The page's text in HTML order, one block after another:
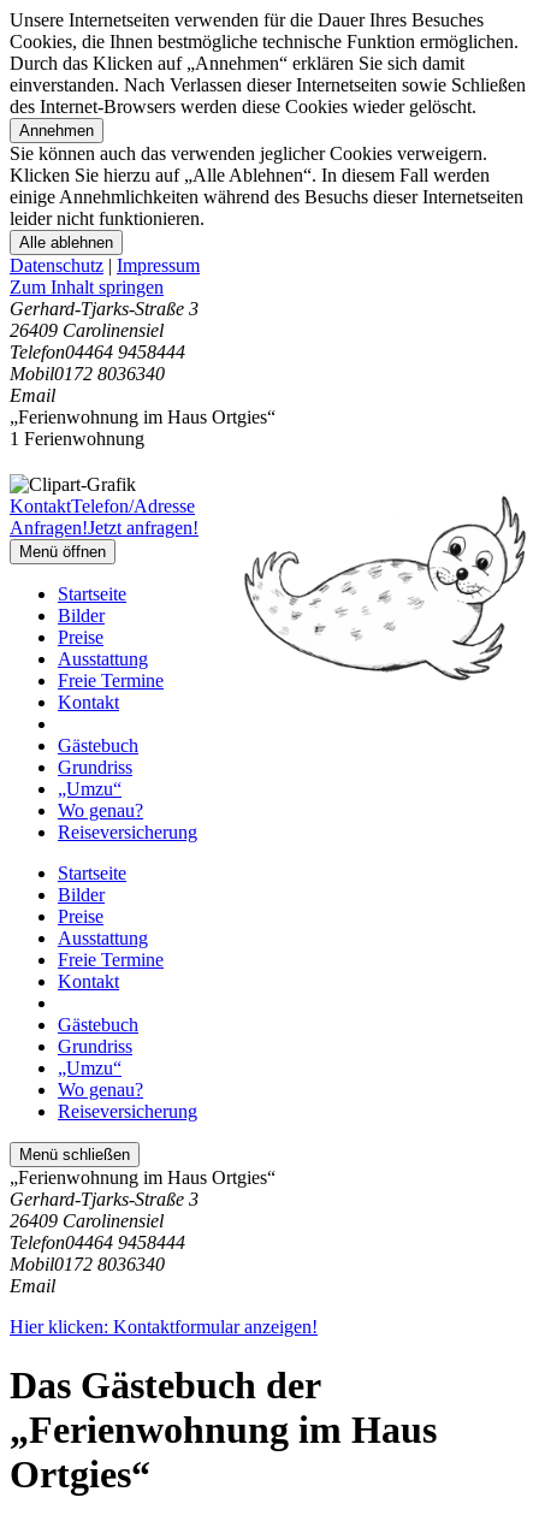
Unsere Internetseiten verwenden für die Dauer Ihres Besuches
Cookies, die Ihnen bestmögliche technische Funktion ermöglichen.
Durch das Klicken auf „Annehmen“ erklären Sie sich damit
einverstanden. Nach Verlassen dieser Internetseiten sowie Schließen
des Internet-Browsers werden diese Cookies wieder gelöscht.
Annehmen
Sie können auch das verwenden jeglicher Cookies verweigern.
Klicken Sie hierzu auf „Alle Ablehnen“. In diesem Fall werden
einige Annehmlichkeiten während des Besuchs dieser Internetseiten
leider nicht funktionieren.
Alle ablehnen
Datenschutz | Impressum
Zum Inhalt springen
Gerhard-Tjarks-Straße 3
26409 Carolinensiel
Telefon04464 9458444
Mobil0172 8036340
Email
„Ferienwohnung im Haus Ortgies“
1 Ferienwohnung
KontaktTelefon/Adresse
Anfragen!Jetzt anfragen!
Menü öffnen
Startseite
Bilder
Preise
Ausstattung
Freie Termine
Kontakt
Gästebuch
Grundriss
„Umzu“
Wo genau?
Reiseversicherung
Startseite
Bilder
Preise
Ausstattung
Freie Termine
Kontakt
Gästebuch
Grundriss
„Umzu“
Wo genau?
Reiseversicherung
Menü schließen
„Ferienwohnung im Haus Ortgies“
Gerhard-Tjarks-Straße 3
26409 Carolinensiel
Telefon04464 9458444
Mobil0172 8036340
Email
Hier klicken: Kontaktformular anzeigen!
Das Gästebuch der
„Ferienwohnung im Haus
Ortgies“